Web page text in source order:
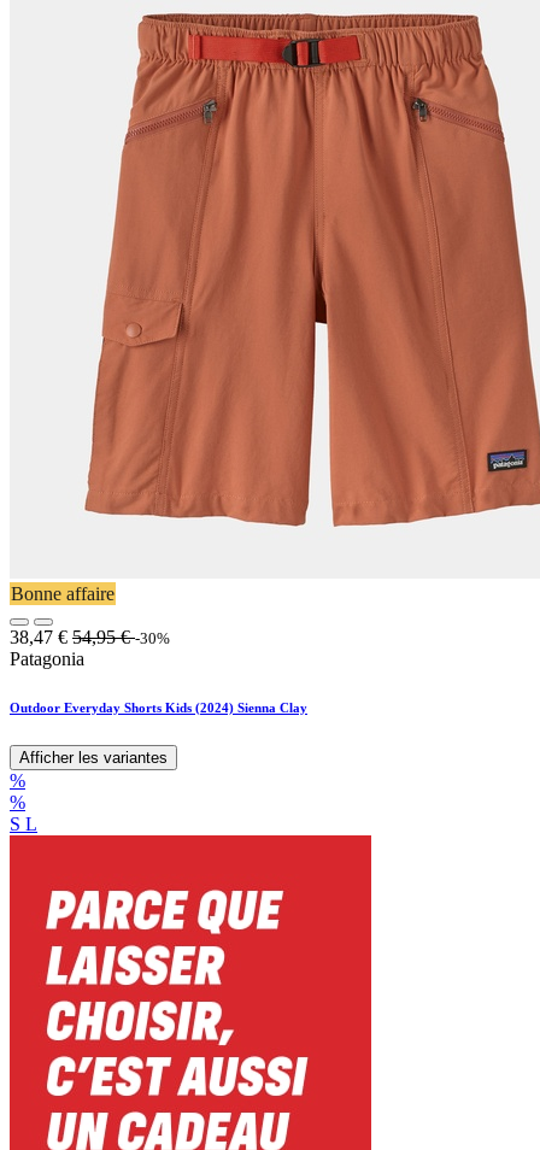
Bonne affaire
38,47 € 54,95€ -30%
Patagonia
Outdoor Everyday Shorts Kids (2024) Sienna Clay
Afficher les variantes
%
%
S L